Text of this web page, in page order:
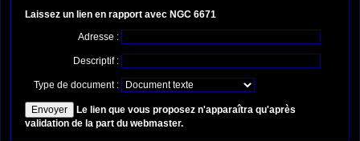
Laissez un lien en rapport avec NGC 6671
Adresse :
Descriptif :
Type de document :
Le lien que vous proposez n'apparaîtra qu'après
validation de la part du webmaster.